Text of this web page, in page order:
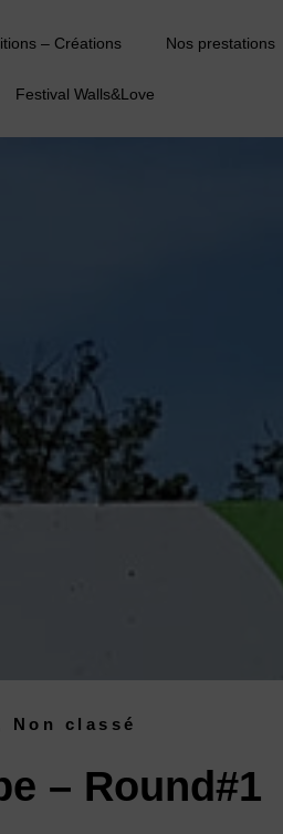
– Créations Nos prestations
Festival Walls&Love
Non classé
– Round#1